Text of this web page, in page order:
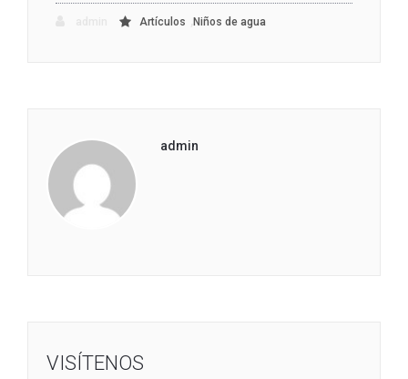
Artículos Niños de agua
admin
VISÍTENOS